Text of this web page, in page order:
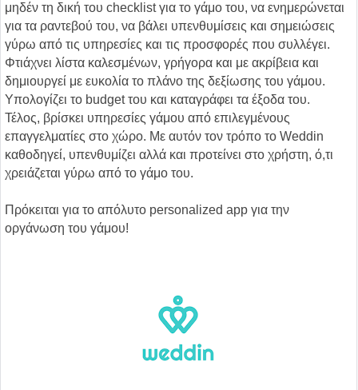
μηδέν τη δική του checklist για το γάμο του, να ενημερώνεται
για τα ραντεβού του, να βάλει υπενθυμίσεις και σημειώσεις
γύρω από τις υπηρεσίες και τις προσφορές που συλλέγει.
Φτιάχνει λίστα καλεσμένων, γρήγορα και με ακρίβεια και
δημιουργεί με ευκολία το πλάνο της δεξίωσης του γάμου.
Υπολογίζει το budget του και καταγράφει τα έξοδα του.
Τέλος, βρίσκει υπηρεσίες γάμου από επιλεγμένους
επαγγελματίες στο χώρο. Με αυτόν τον τρόπο το Weddin
καθοδηγεί, υπενθυμίζει αλλά και προτείνει στο χρήστη, ό,τι
χρειάζεται γύρω από το γάμο του.
Πρόκειται για το απόλυτο personalized app για την
οργάνωση του γάμου!